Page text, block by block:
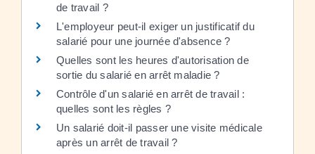
de travail ?
L'employeur peut-il exiger un justificatif du
salarié pour une journée d'absence ?
Quelles sont les heures d'autorisation de
sortie du salarié en arrêt maladie ?
Contrôle d'un salarié en arrêt de travail :
quelles sont les règles ?
Un salarié doit-il passer une visite médicale
après un arrêt de travail ?